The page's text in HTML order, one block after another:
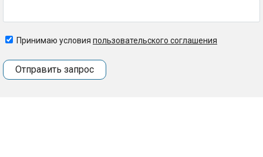
Принимаю условия пользовательского соглашения
Отправить запрос